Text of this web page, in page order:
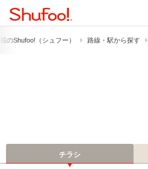
の​Shufoo!​（シュフー） 路線・駅から探す
チラシ